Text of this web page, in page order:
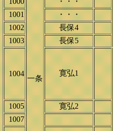
一条
1001
・・・
1002
長保4
1003
長保5
1004 寛弘1
1005
寛弘2
1007